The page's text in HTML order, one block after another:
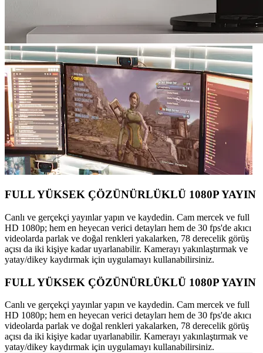
FULL YÜKSEK ÇÖZÜNÜRLÜKLÜ 1080P YAYIN
Canlı ve gerçekçi yayınlar yapın ve kaydedin. Cam mercek ve full
HD 1080p; hem en heyecan verici detayları hem de 30 fps'de akıcı
videolarda parlak ve doğal renkleri yakalarken, 78 derecelik görüş
açısı da iki kişiye kadar uyarlanabilir. Kamerayı yakınlaştırmak ve
yatay/dikey kaydırmak için uygulamayı kullanabilirsiniz.
FULL YÜKSEK ÇÖZÜNÜRLÜKLÜ 1080P YAYIN
Canlı ve gerçekçi yayınlar yapın ve kaydedin. Cam mercek ve full
HD 1080p; hem en heyecan verici detayları hem de 30 fps'de akıcı
videolarda parlak ve doğal renkleri yakalarken, 78 derecelik görüş
açısı da iki kişiye kadar uyarlanabilir. Kamerayı yakınlaştırmak ve
yatay/dikey kaydırmak için uygulamayı kullanabilirsiniz.